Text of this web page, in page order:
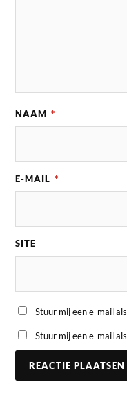
NAAM *
E-MAIL *
SITE
Stuur mij een e-mail
Stuur mij een e-mail